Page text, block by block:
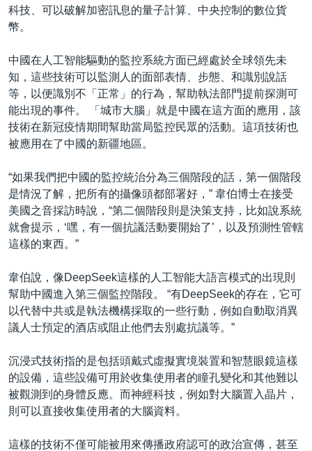
科技、可以破解加密訊息的量子計算、中央控制的數位貨
幣。
中國在人工智能驅動的監控系統方面已經處於全球領先未
知，這些技術可以監測人的面部表情、步態、和識別說話
等，以便識別不「正常」的行為，幫助執法部門提前探測可
能出現的事件。 「城市大腦」就是中國在這方面的應用，該
技術在新冠疫情期間幫助當局監控民眾的活動。這項技術也
被應用在了中國的新疆地區。
“如果我們把中國的監控統治分為三個階段的話，第一個階段
是情況了解，把所有的攝像頭都部署好，” 韋伯博士在接受
美國之音採訪時說，“第二個階段則是決策支持，比如說系統
就會提示，‘嘿，有一個抗議活動要開始了’，以及預測性管轄
這樣的東西。”
韋伯說，像DeepSeek這樣的人工智能大語言模式的出現則
幫助中國進入第三個監控階段。 “有DeepSeek的存在，它可
以代替中共或是執法機構採取的一些行動，例如自動取消異
議人士預定的酒店或阻止他們去別處抗議等。”
沉浸式技術指的是包括頭戴式虛擬實境裝置和智慧眼鏡這樣
的設備，這些設備可用於收集使用者的瞳孔變化和其他難以
被觀測到的身體反應。而神經科技，例如對大腦置入晶片，
則可以直接收集使用者的大腦資料。
這樣的技術不僅可能被用來傳播政府認可的政治宣傳，甚至